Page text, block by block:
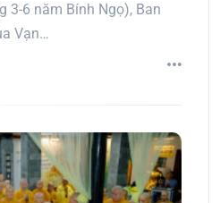
3-6 năm Bính Ngọ), Ban
Vạn…